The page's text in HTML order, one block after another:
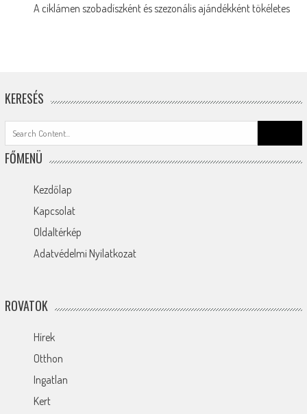
A ciklámen szobadíszként és szezonális ajándékként tökéletes
KERESÉS
for:
FŐMENÜ
Kezdőlap
Kapcsolat
Oldaltérkép
Adatvédelmi Nyilatkozat
ROVATOK
Hírek
Otthon
Ingatlan
Kert